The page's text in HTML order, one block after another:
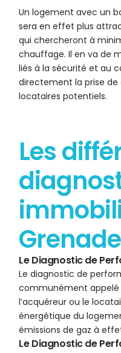
Un logement avec un
sera en effet plus
qui chercheront à
chauffage. Il en va de
liés à la sécurité et au
directement la prise de
locataires potentiels.
Les
Le Diagnostic de
Le diagnostic de
communément appelé
l’acquéreur ou le
énergétique du
émissions de gaz à
Le Diagnostic de